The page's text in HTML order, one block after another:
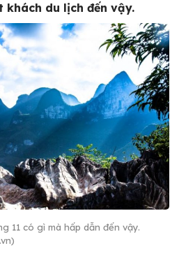
du lịch đến vậy.
11 có gì mà hấp dẫn đến vậy.